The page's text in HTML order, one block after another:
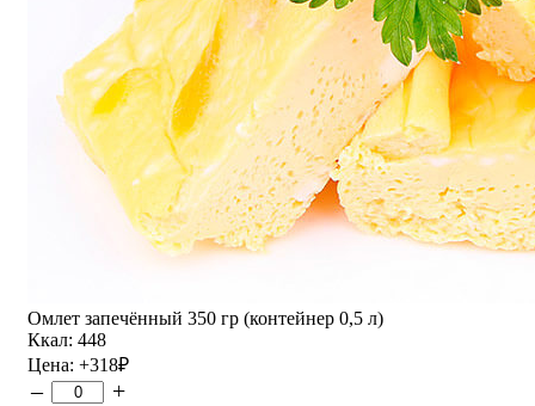
Омлет запечённый 350 гр (контейнер 0,5 л)
Ккал: 448
Цена: +318₽
– +